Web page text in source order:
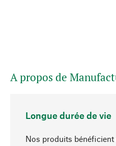
A propos de
Longue durée de vie
Nos produits bénéficient